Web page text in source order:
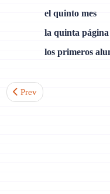
el quinto mes
la quinta página
los primeros
Previous article: Lesson
Prev